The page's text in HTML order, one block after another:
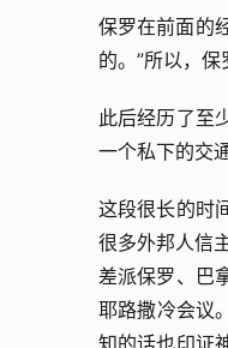
保罗在前面的
的。”所以，
此后经历了至
一个私下的交
这段很长的时
很多外邦人信
差派保罗、巴
耶路撒冷会议